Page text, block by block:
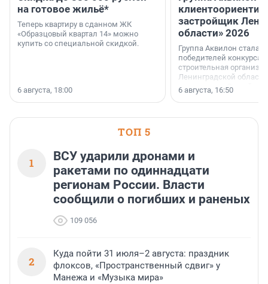
на готовое жильё*
Теперь квартиру в сданном ЖК
«Образцовый квартал 14» можно
купить со специальной скидкой.
6 августа, 18:00
застройщик
области» 2026
Группа Аквилон стала
победителей конкурса
строительная
Ленинградской области
номинации «Самый
застройщик
области».
6 августа, 16:50
ТОП 5
1
ВСУ ударили дронами и
ракетами по одиннадцати
регионам России. Власти
сообщили о погибших и раненых
109 056
2
Куда пойти 31 июля–2 августа: праздник
флоксов, «Пространственный сдвиг» у
Манежа и «Музыка мира»